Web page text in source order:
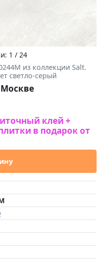
1 / 24
из коллекции Salt.
светло-серый
Москве
клей +
в подарок от